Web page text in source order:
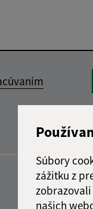
Súbory
zážitku z
našich